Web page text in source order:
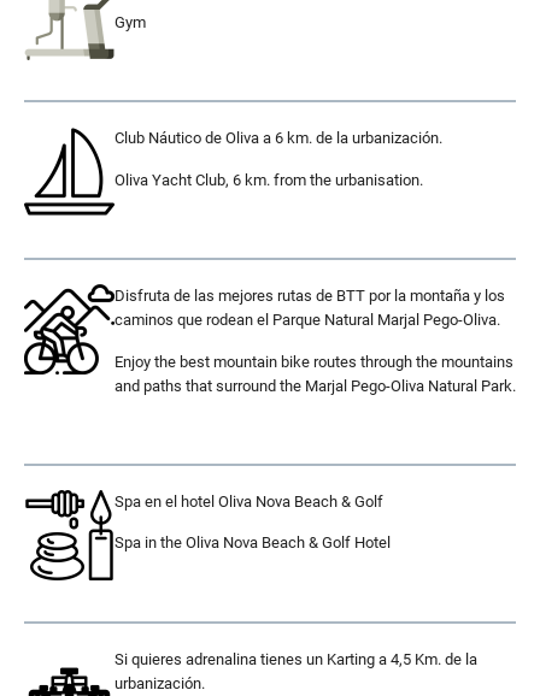
Gym
Club Náutico de Oliva a 6 km. de la urbanización.
Oliva Yacht Club, 6 km. from the urbanisation.
Disfruta de las mejores rutas de BTT por la montaña y los
caminos que rodean el Parque Natural Marjal Pego-Oliva.
Enjoy the best mountain bike routes through the mountains
and paths that surround the Marjal Pego-Oliva Natural Park.
Spa en el hotel Oliva Nova Beach & Golf
Spa in the Oliva Nova Beach & Golf Hotel
Si quieres adrenalina tienes un Karting a 4,5 Km. de la
urbanización.